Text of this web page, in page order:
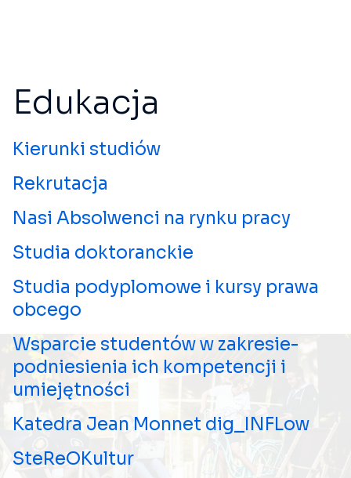
Edukacja
Kierunki studiów
Rekrutacja
Nasi Absolwenci na rynku pracy
Studia doktoranckie
Studia podyplomowe i kursy prawa
obcego
Wsparcie studentów w zakresie-
podniesienia ich kompetencji i
umiejętności
Katedra Jean Monnet dig_INFLow
SteReOKultur